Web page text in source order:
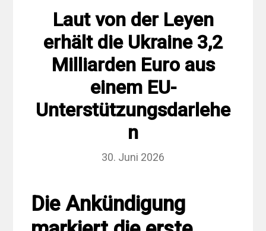
Laut von der Leyen
erhält die Ukraine 3,2
Milliarden Euro aus
einem EU-
Unterstützungsdarlehe
n
30. Juni 2026
Die Ankündigung